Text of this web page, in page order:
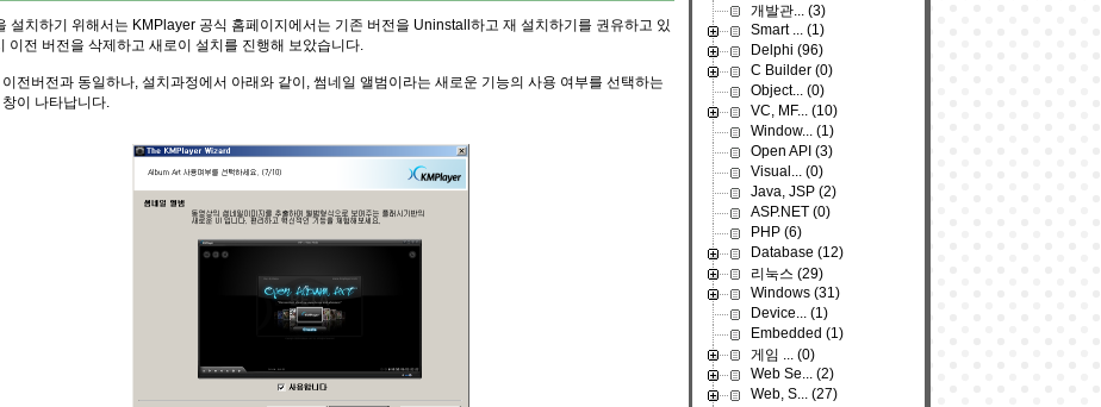
설치하기 위해서는 KMPlayer 공식 홈페이지에서는 기존 버전을 Uninstall하고 재 설치하기를 권유하고 있
이전 버전을 삭제하고 새로이 설치를 진행해 보았습니다.
전버전과 동일하나, 설치과정에서 아래와 같이, 썸네일 앨범이라는 새로운 기능의 사용 여부를 선택하는
이 나타납니다.
개발관... (3)
Smart ... (1)
Delphi (96)
C Builder (0)
Object... (0)
VC, MF... (10)
Window... (1)
Open API (3)
Visual... (0)
Java, JSP (2)
ASP.NET (0)
PHP (6)
Database (12)
리눅스 (29)
Windows (31)
Device... (1)
Embedded (1)
게임 ... (0)
Web Se... (2)
Web, S... (27)